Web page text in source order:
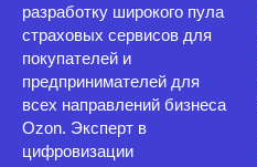
разработку широкого пула
страховых сервисов для
покупателей и
предпринимателей для
всех направлений бизнеса
Ozon. Эксперт в
цифровизации